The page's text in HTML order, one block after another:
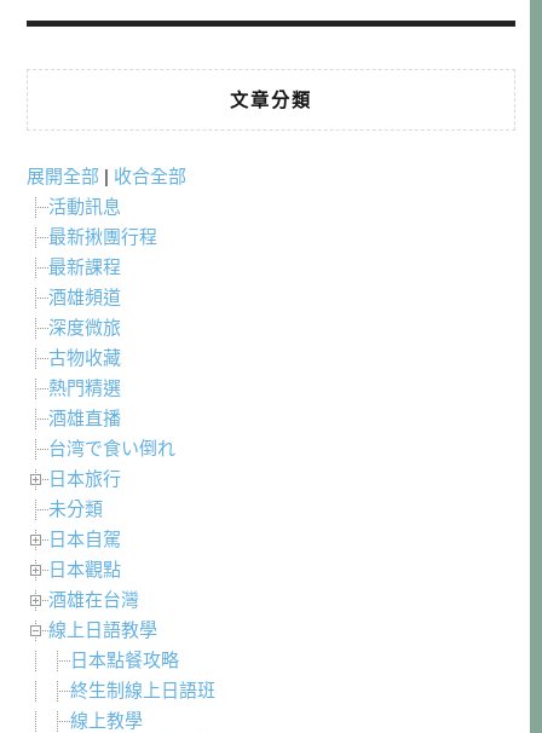
文章分類
展開全部 | 收合全部
活動訊息
最新揪團行程
最新課程
酒雄頻道
深度微旅
古物收藏
熱門精選
酒雄直播
台湾で食い倒れ
日本旅行
未分類
日本自駕
日本觀點
酒雄在台灣
線上日語教學
日本點餐攻略
終生制線上日語班
線上教學